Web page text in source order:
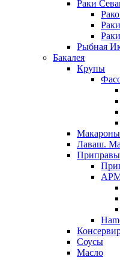
Раки
Рыбная
Бакалея
Крупы
Макароны
Лаваш.
Соусы
Масло